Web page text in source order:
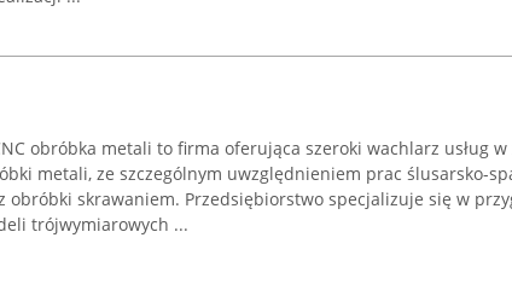
obróbka metali to firma oferująca szeroki wachlarz usług w
metali, ze szczególnym uwzględnieniem prac ślusarsko-
obróbki skrawaniem. Przedsiębiorstwo specjalizuje się w
trójwymiarowych ...